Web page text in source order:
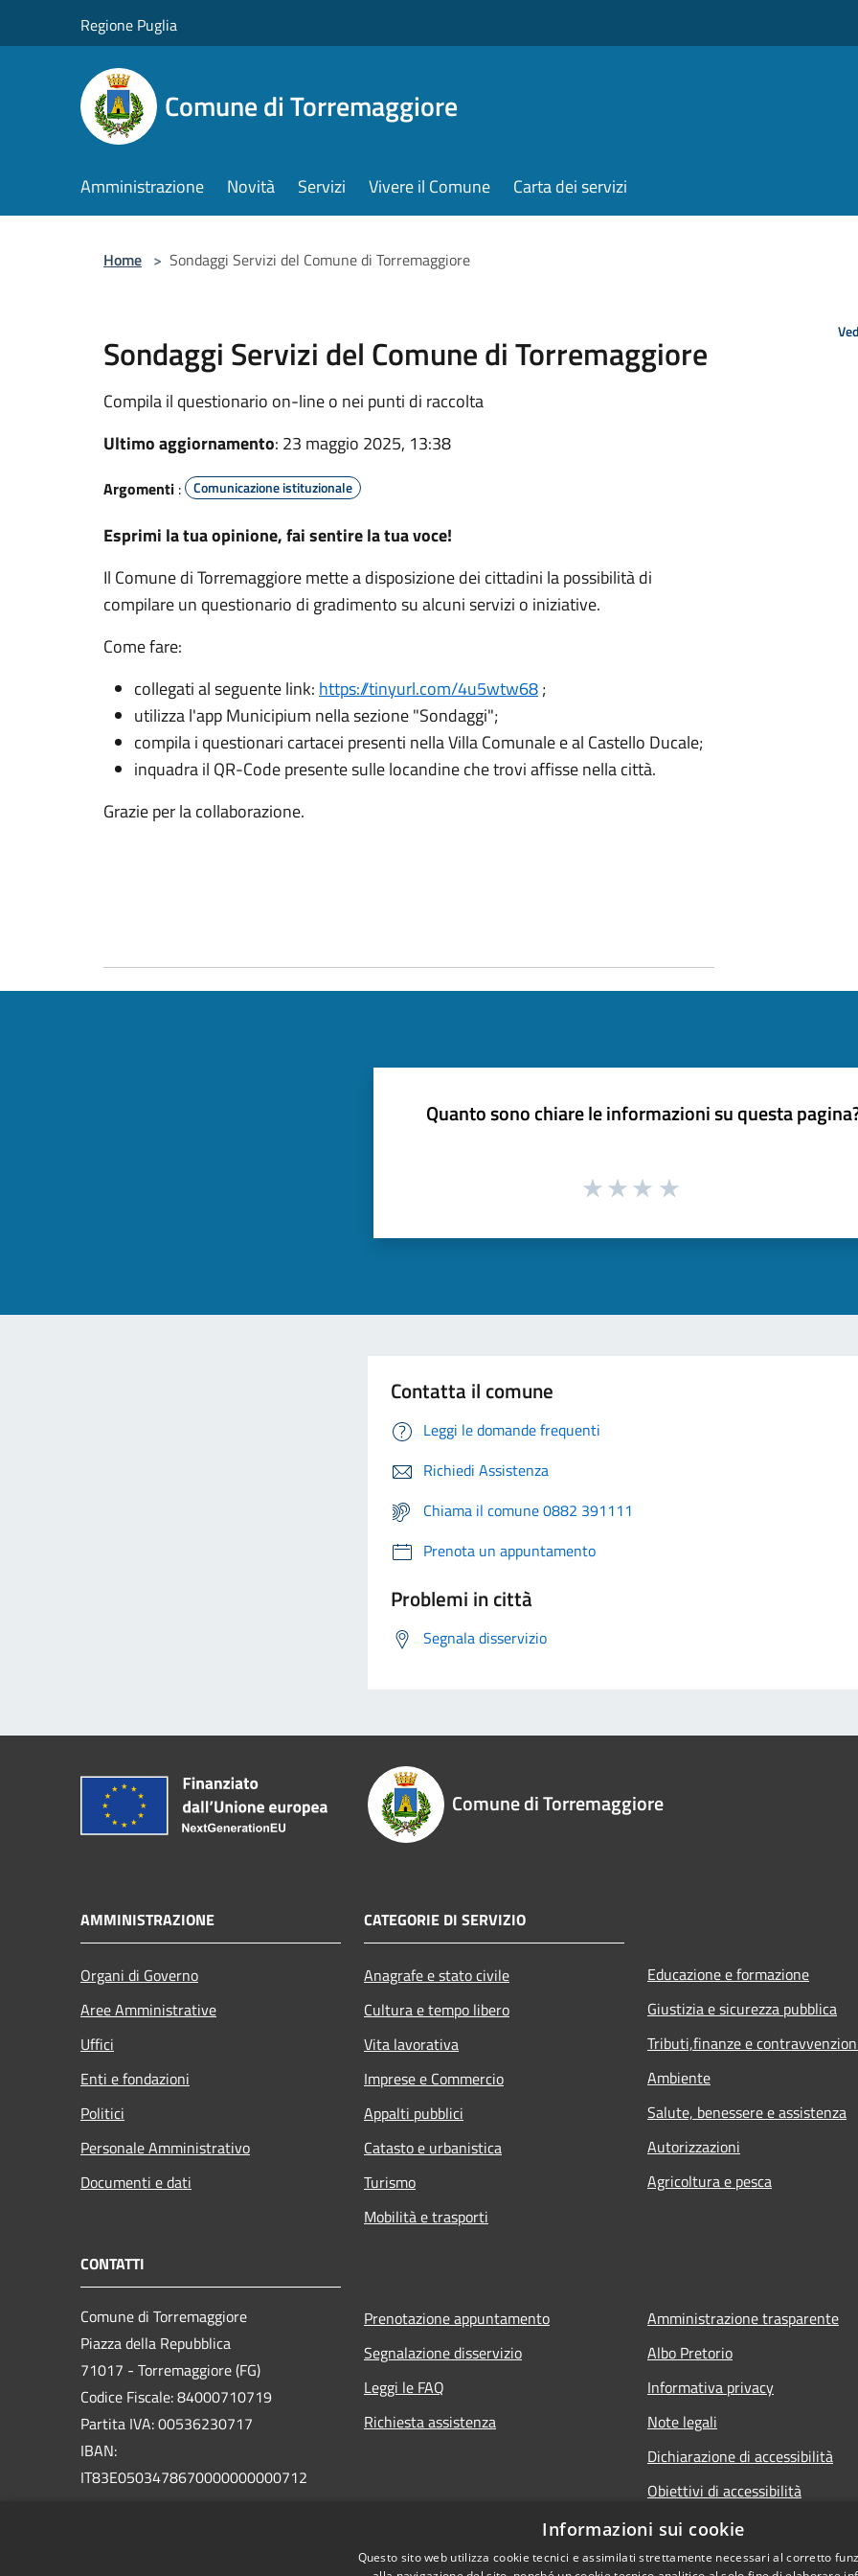
Regione Puglia
Comune di Torremaggiore
Amministrazione Novità Servizi Vivere il Comune Carta dei servizi
Home > Sondaggi Servizi del Comune di Torremaggiore
Sondaggi Servizi del Comune di Torremaggiore
Compila il questionario on-line o nei punti di raccolta
Ultimo aggiornamento: 23 maggio 2025, 13:38
Argomenti : Comunicazione istituzionale
Esprimi la tua opinione, fai sentire la tua voce!
Il Comune di Torremaggiore mette a disposizione dei cittadini la possibilità di
compilare un questionario di gradimento su alcuni servizi o iniziative.
Come fare:
collegati al seguente link: https://tinyurl.com/4u5wtw68;
utilizza l'app Municipium nella sezione "Sondaggi";
compila i questionari cartacei presenti nella Villa Comunale e al Castello Ducale;
inquadra il QR-Code presente sulle locandine che trovi affisse nella città.
Grazie per la collaborazione.
Quanto sono chiare le informazioni su questa
Contatta il comune
Leggi le domande frequenti
Richiedi Assistenza
Chiama il comune 0882 391111
Prenota un appuntamento
Problemi in città
Segnala disservizio
Comune di Torremaggiore
AMMINISTRAZIONE
Organi di Governo
Aree Amministrative
Uffici
Enti e fondazioni
Politici
Personale Amministrativo
Documenti e dati
CATEGORIE DI SERVIZIO
Anagrafe e stato civile
Cultura e tempo libero
Vita lavorativa
Imprese e Commercio
Appalti pubblici
Catasto e urbanistica
Turismo
Mobilità e trasporti
Educazione e formazione
Giustizia e sicurezza pubblica
Tributi,finanze e
Ambiente
Salute, benessere e assistenza
Autorizzazioni
Agricoltura e pesca
CONTATTI
Comune di Torremaggiore
Piazza della Repubblica
71017 - Torremaggiore (FG)
Codice Fiscale: 84000710719
Partita IVA: 00536230717
IBAN:
IT83E0503478670000000000712
Prenotazione appuntamento
Segnalazione disservizio
Leggi le FAQ
Richiesta assistenza
Amministrazione trasparente
Albo Pretorio
Informativa privacy
Note legali
Dichiarazione di accessibilità
Obiettivi di accessibilità
Informazioni sui cookie
Questo sito web utilizza cookie tecnici e assimilati strettamente necessari al corretto
Premi Escape per chiudere